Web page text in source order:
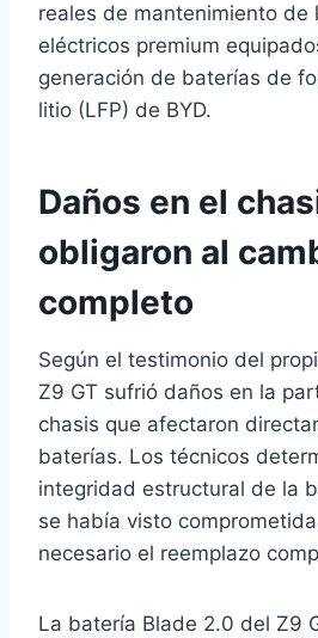
reales de mantenimiento de
eléctricos premium
generación de baterías de
litio (LFP) de BYD.
Daños en el
obligaron al
completo
Según el testimonio del
Z9 GT sufrió daños en la
chasis que afectaron
baterías. Los técnicos
integridad estructural de la
se había visto
necesario el reemplazo
La batería Blade 2.0 del Z9